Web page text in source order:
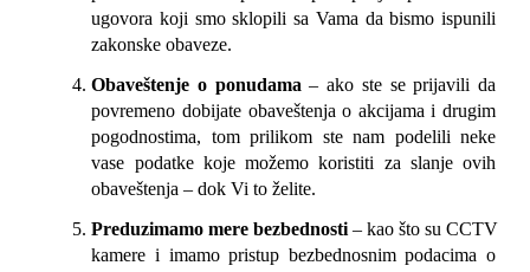
ugovora koji smo sklopili sa Vama da bismo ispunili
zakonske obaveze.
Obaveštenje o ponudama – ako ste se prijavili da
povremeno dobijate obaveštenja o akcijama i drugim
pogodnostima, tom prilikom ste nam podelili neke
vase podatke koje možemo koristiti za slanje ovih
obaveštenja – dok Vi to želite.
Preduzimamo mere bezbednosti – kao što su CCTV
kamere i imamo pristup bezbednosnim podacima o